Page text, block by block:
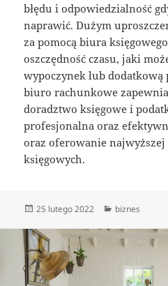
błędu i odpowiedzialność
naprawić. Dużym
za pomocą biura
oszczędność czasu, jaki
wypoczynek lub dodatkową
biuro rachunkowe
doradztwo księgowe i
profesjonalna oraz
oraz oferowanie najwyższej
księgowych.
Data
25 lutego 2022 Kategorie
biznes